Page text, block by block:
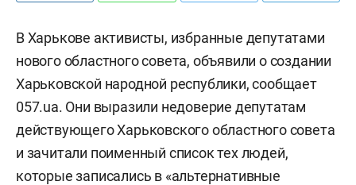
В Харькове активисты, избранные депутатами
нового областного совета, объявили о создании
Харьковской народной республики, сообщает
057.ua. Они выразили недоверие депутатам
действующего Харьковского областного совета
и зачитали поименный список тех людей,
которые записались в «альтернативные